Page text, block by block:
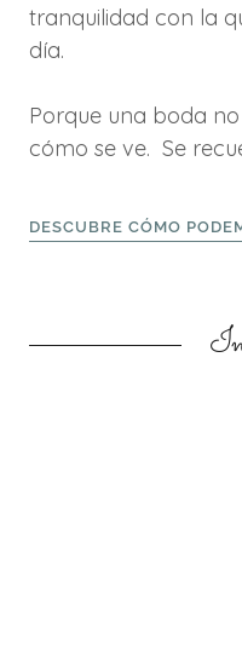
tranquilidad con la
día.
Porque una boda
cómo se ve. Se
DESCUBRE CÓMO